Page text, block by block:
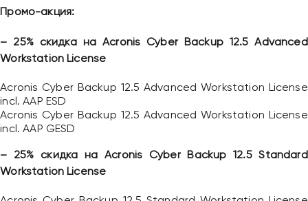
Промо-акция:
– 25% скидка на Acronis Cyber Backup 12.5 Advanced
Workstation License
Acronis Cyber Backup 12.5 Advanced Workstation License
incl. AAP ESD
Acronis Cyber Backup 12.5 Advanced Workstation License
incl. AAP GESD
– 25% скидка на Acronis Cyber Backup 12.5 Standard
Workstation License